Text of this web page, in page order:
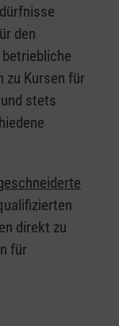
den
zu Kursen für
stets
direkt zu
für